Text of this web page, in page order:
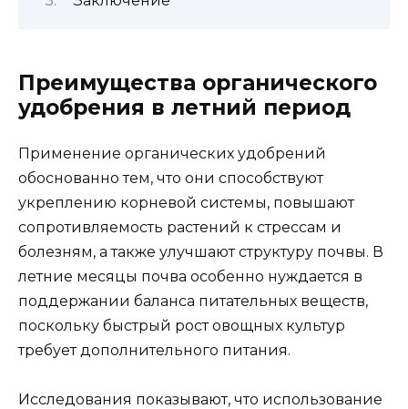
Преимущества органического
удобрения в летний период
Применение органических удобрений
обоснованно тем, что они способствуют
укреплению корневой системы, повышают
сопротивляемость растений к стрессам и
болезням, а также улучшают структуру почвы. В
летние месяцы почва особенно нуждается в
поддержании баланса питательных веществ,
поскольку быстрый рост овощных культур
требует дополнительного питания.
Исследования показывают, что использование